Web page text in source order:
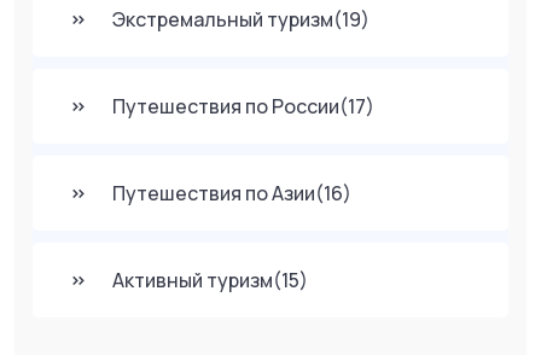
Экстремальный туризм(19)
Путешествия по России(17)
Путешествия по Азии(16)
Активный туризм(15)